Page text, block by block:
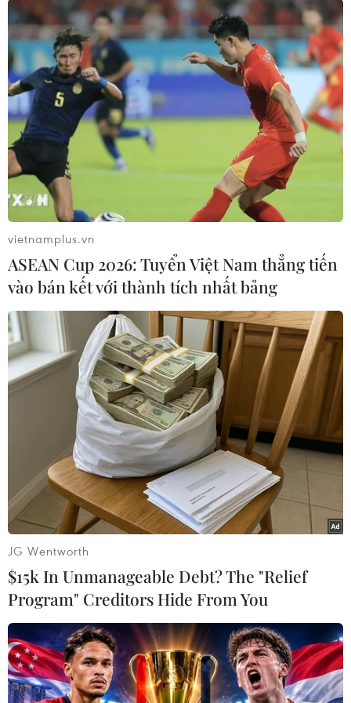
Masterise Homes đồng hành cùng
khách hàng trên toàn quốc với giải
pháp tài chính ưu việt
07/08/2026 08:39
Kho bạc Nhà nước: Thu ngân sách
đạt 1.896.176 tỷ đồng, bằng 74,96% dự
toán
07/08/2026 06:21
Thanh Hóa công khai danh sách gần
880 đơn vị chậm đóng bảo hiểm
07/08/2026 01:49
Mỹ áp thuế 15% đối với nguyên liệu
quan trọng để sản xuất chip
07/08/2026 00:56
Đảng Cộng hòa đề xuất dự luật trao
thêm thẩm quyền thuế quan cho ông
Trump
Mỹ: Lãi suất thế chấp tăng lên mức
cao nhất kể từ tháng Bảy năm ngoái
07/08/2026 00:05
vietnamplus.vn
ASEAN Cup 2026: Tuyển Việt Nam thẳng tiến
vào bán kết với thành tích nhất bảng
JG Wentworth
$15k In Unmanageable Debt? The "Relief
Program" Creditors Hide From You